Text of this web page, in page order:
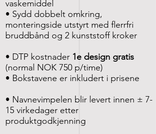
vaskemiddel
• Sydd dobbelt omkring,
monteringside utstyrt med flerrfri
bruddbånd og 2 kunststoff kroker
• DTP kostnader 1e design gratis
(normal NOK 750 p/time)
• Bokstavene er inkludert i prisene
• Navnevimpelen blir levert innen ± 7-
15 virkedager etter
produktgodkjenning